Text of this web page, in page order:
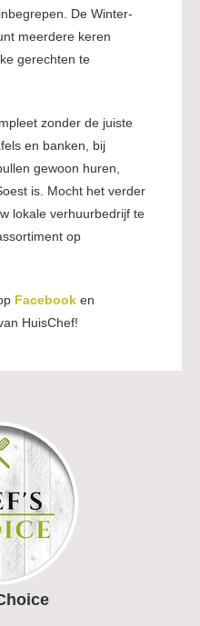
De Winter-
meerdere keren
gerechten te
zonder de juiste
en banken, bij
gewoon huren,
is. Mocht het verder
lokale verhuurbedrijf te
op
Facebook en
HuisChef!